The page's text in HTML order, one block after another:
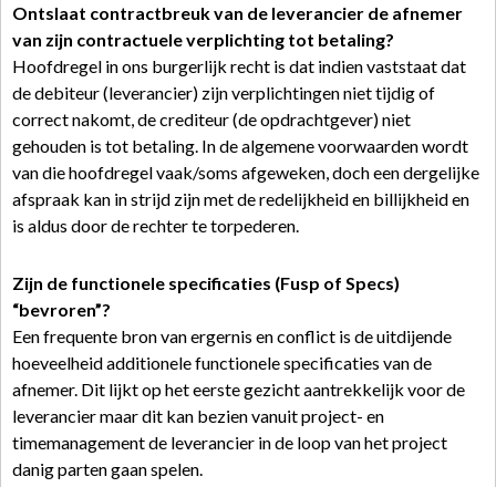
Ontslaat contractbreuk van de leverancier de afnemer
van zijn contractuele verplichting tot betaling?
Hoofdregel in ons burgerlijk recht is dat indien vaststaat dat
de debiteur (leverancier) zijn verplichtingen niet tijdig of
correct nakomt, de crediteur (de opdrachtgever) niet
gehouden is tot betaling. In de algemene voorwaarden wordt
van die hoofdregel vaak/soms afgeweken, doch een dergelijke
afspraak kan in strijd zijn met de redelijkheid en billijkheid en
is aldus door de rechter te torpederen.
Zijn de functionele specificaties (Fusp of Specs)
“bevroren”?
Een frequente bron van ergernis en conflict is de uitdijende
hoeveelheid additionele functionele specificaties van de
afnemer. Dit lijkt op het eerste gezicht aantrekkelijk voor de
leverancier maar dit kan bezien vanuit project- en
timemanagement de leverancier in de loop van het project
danig parten gaan spelen.